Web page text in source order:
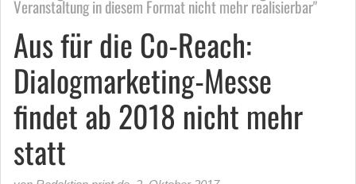
Veranstaltung in diesem Format nicht mehr realisierbar"
Aus für die Co-Reach:
Dialogmarketing-Messe
findet ab 2018 nicht mehr
statt